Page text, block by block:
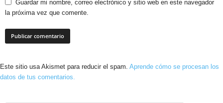
Guardar mi nombre, correo electrónico y sitio web en este navegador
la próxima vez que comente.
Este sitio usa Akismet para reducir el spam. Aprende cómo se procesan los
datos de tus comentarios.